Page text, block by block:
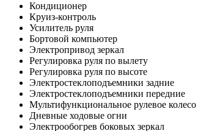
Кондиционер
Круиз-контроль
Усилитель руля
Бортовой компьютер
Электропривод зеркал
Регулировка руля по вылету
Регулировка руля по высоте
Электростеклоподъемники задние
Электростеклоподъемники передние
Мультифункциональное рулевое колесо
Дневные ходовые огни
Электрообогрев боковых зеркал